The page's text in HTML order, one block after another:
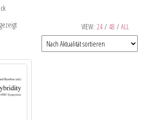
VIEW: 24 / 48 / ALL